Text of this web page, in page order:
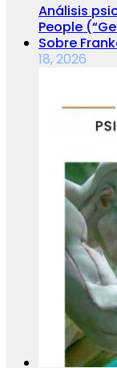
Análisis
People
Sobre
18, 2026